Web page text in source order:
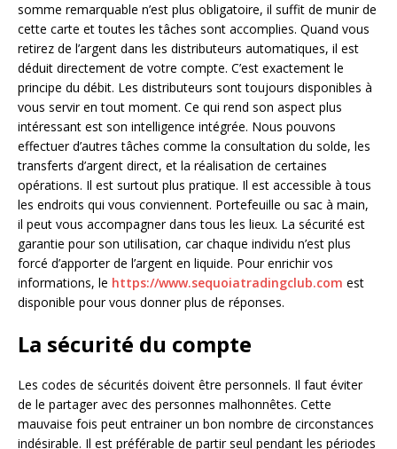
somme remarquable n’est plus obligatoire, il suffit de munir de
cette carte et toutes les tâches sont accomplies. Quand vous
retirez de l’argent dans les distributeurs automatiques, il est
déduit directement de votre compte. C’est exactement le
principe du débit. Les distributeurs sont toujours disponibles à
vous servir en tout moment. Ce qui rend son aspect plus
intéressant est son intelligence intégrée. Nous pouvons
effectuer d’autres tâches comme la consultation du solde, les
transferts d’argent direct, et la réalisation de certaines
opérations. Il est surtout plus pratique. Il est accessible à tous
les endroits qui vous conviennent. Portefeuille ou sac à main,
il peut vous accompagner dans tous les lieux. La sécurité est
garantie pour son utilisation, car chaque individu n’est plus
forcé d’apporter de l’argent en liquide. Pour enrichir vos
informations, le https://www.sequoiatradingclub.com est
disponible pour vous donner plus de réponses.
La sécurité du compte
Les codes de sécurités doivent être personnels. Il faut éviter
de le partager avec des personnes malhonnêtes. Cette
mauvaise fois peut entrainer un bon nombre de circonstances
indésirable. Il est préférable de partir seul pendant les périodes